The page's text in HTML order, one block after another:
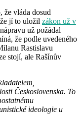
že vláda dosud
jí to uložil zákon už v
už požádal
že podle uvedeného
Rastislavu
stojí, ale Rašínův
Československa. To
ideologie u